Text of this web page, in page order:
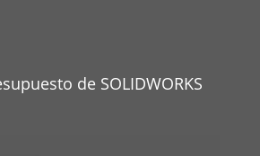
de SOLIDWORKS